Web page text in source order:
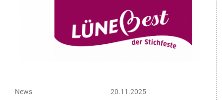
News
20.11.2025